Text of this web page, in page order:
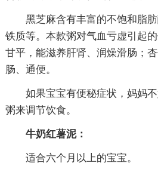
黑芝麻含有丰富的不饱和脂肪
铁质等。本款粥对气血亏虚引起
甘平，能滋养肝肾、润燥滑肠；
肠、通便。
如果宝宝有便秘症状，妈妈不
粥来调节饮食。
牛奶红薯泥：
适合六个月以上的宝宝。